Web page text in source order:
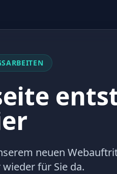
neuen
für Sie da.